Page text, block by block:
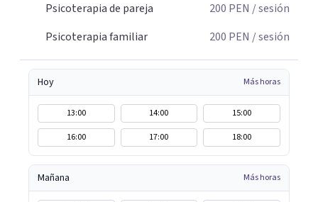
Psicoterapia de pareja
200 PEN / sesión
Psicoterapia familiar
200 PEN / sesión
Hoy Más horas
13:00 14:00
15:00
16:00
17:00 18:00
Mañana Más horas